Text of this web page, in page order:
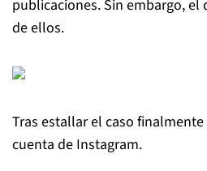
publicaciones. Sin embargo,
de ellos.
Tras estallar el caso
cuenta de Instagram.